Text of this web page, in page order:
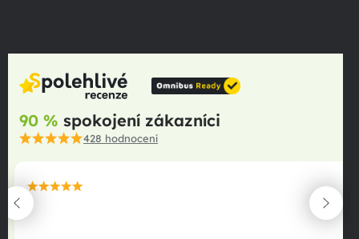
90 % spokojení zákazníci
428 hodnocení
maximální spokojenost
22.06.2025